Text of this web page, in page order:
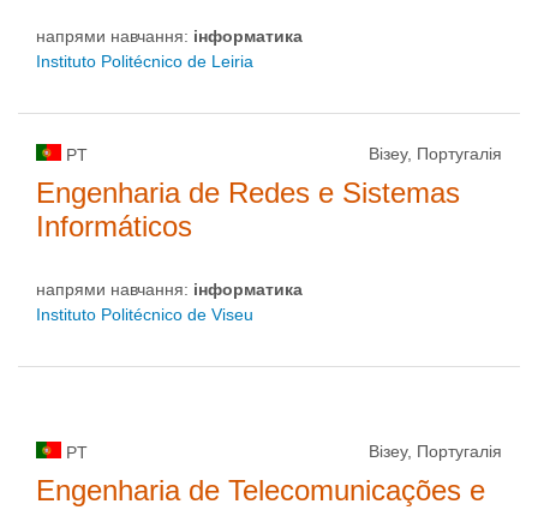
напрями навчання: інформaтика
Instituto Politécnico de Leiria
PT Візеу, Португалія
Engenharia de Redes e Sistemas
Informáticos
напрями навчання: інформaтика
Instituto Politécnico de Viseu
PT Візеу, Португалія
Engenharia de Telecomunicações e